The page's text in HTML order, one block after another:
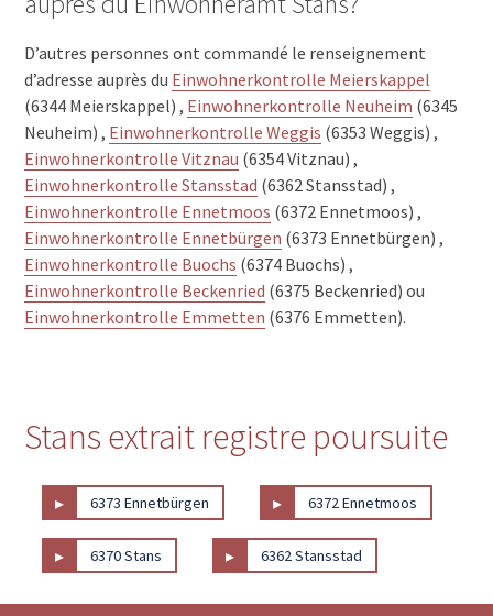
D’autres personnes ont commandé le renseignement
d’adresse auprès du Einwohnerkontrolle Meierskappel
(6344 Meierskappel) , Einwohnerkontrolle Neuheim (6345
Neuheim) , Einwohnerkontrolle Weggis (6353 Weggis) ,
Einwohnerkontrolle Vitznau (6354 Vitznau) ,
Einwohnerkontrolle Stansstad (6362 Stansstad) ,
Einwohnerkontrolle Ennetmoos (6372 Ennetmoos) ,
Einwohnerkontrolle Ennetbürgen (6373 Ennetbürgen) ,
Einwohnerkontrolle Buochs (6374 Buochs) ,
Einwohnerkontrolle Beckenried (6375 Beckenried) ou
Einwohnerkontrolle Emmetten (6376 Emmetten).
Stans extrait registre poursuite
▸ 6373 Ennetbürgen ▸ 6372 Ennetmoos
▸ 6370 Stans ▸ 6362 Stansstad